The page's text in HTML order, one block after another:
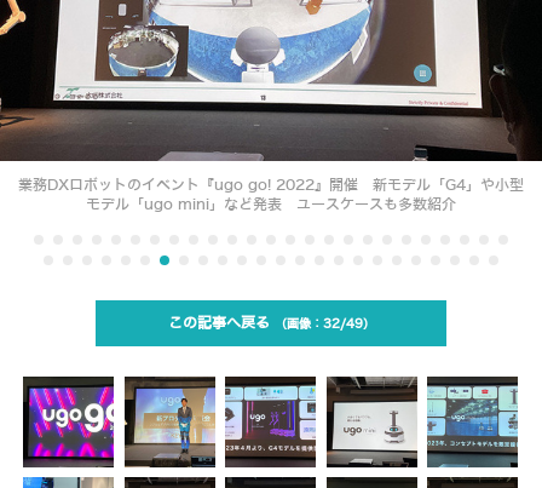
業務DXロボットのイベント『ugo go! 2022』開催 新モデル「G4」や小型
モデル「ugo mini」など発表 ユースケースも多数紹介
この記事へ戻る 32/49